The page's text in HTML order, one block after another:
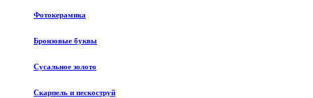
Фотокерамика
Бронзовые буквы
Сусальное золото
Скарпель и пескоструй